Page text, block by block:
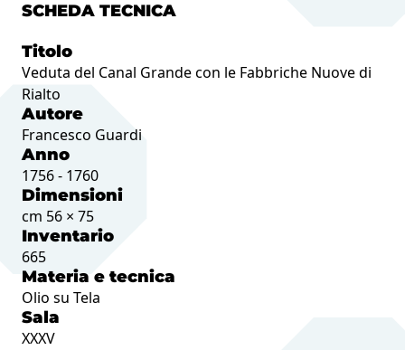
SCHEDA TECNICA
Titolo
Veduta del Canal Grande con le Fabbriche Nuove di
Rialto
Autore
Francesco Guardi
Anno
1756 - 1760
Dimensioni
cm 56 × 75
Inventario
665
Materia e tecnica
Olio su Tela
Sala
XXXV